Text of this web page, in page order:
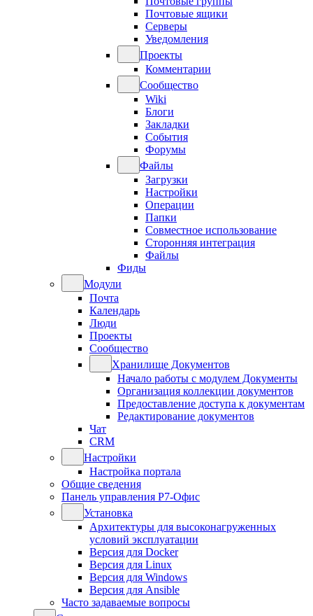
Почтовые ящики
Серверы
Уведомления
Проекты
Комментарии
Сообщество
Wiki
Блоги
Закладки
События
Форумы
Файлы
Загрузки
Настройки
Операции
Папки
Совместное использование
Сторонняя интеграция
Файлы
Фиды
Модули
Почта
Календарь
Люди
Проекты
Сообщество
Хранилище Документов
Начало работы с модулем Документы
Организация коллекции документов
Предоставление доступа к документам
Редактирование документов
Чат
CRM
Настройки
Настройка портала
Общие сведения
Панель управления Р7-Офис
Установка
Архитектуры для высоконагруженных
условий эксплуатации
Версия для Docker
Версия для Linux
Версия для Windows
Версия для Ansible
Часто задаваемые вопросы